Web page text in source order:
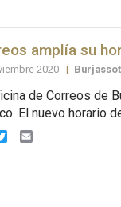
amplía su
2020 | Burjassot
de Correos de
El nuevo horario
TwitterEmail